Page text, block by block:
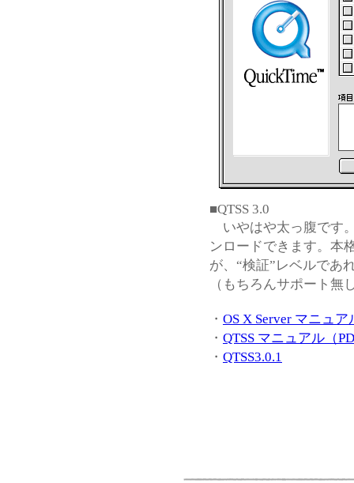
■QTSS 3.0
いやはや太っ腹です
ンロードできます。本
が、“検証”レベルであ
（もちろんサポート無
・ OS X Server マニュア
・ QTSS マニュアル（
・ QTSS3.0.1